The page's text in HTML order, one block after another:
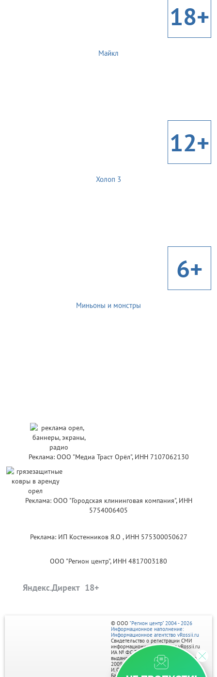
18+
Майкл
12+
Холоп 3
6+
Миньоны и монстры
Реклама: ООО "Медиа Траст Орёл", ИНН 7107062130
Реклама: ООО "Городская клининговая компания", ИНН
5754006405
Реклама: ИП Костенников Я.О , ИНН 575300050627
ООО "Регион центр", ИНН 4817003180
Яндекс.Директ
© ООО "Регион центр" 2004 - 2026
Информационное наполнение:
Информационное агентство vRossii.ru
Свидетельство о регистрации СМИ
информационного агентства vRossii.ru
ИА № ФС 77‑35502
выдано РОСКОМНАДЗОРом 04 марта
2009г.
И. О. Главного редактора Нарыков А. Н.
Баннеры на портале размещаются на